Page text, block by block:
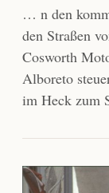
… n den
den Straßen
Cosworth
Alboreto
im Heck zum